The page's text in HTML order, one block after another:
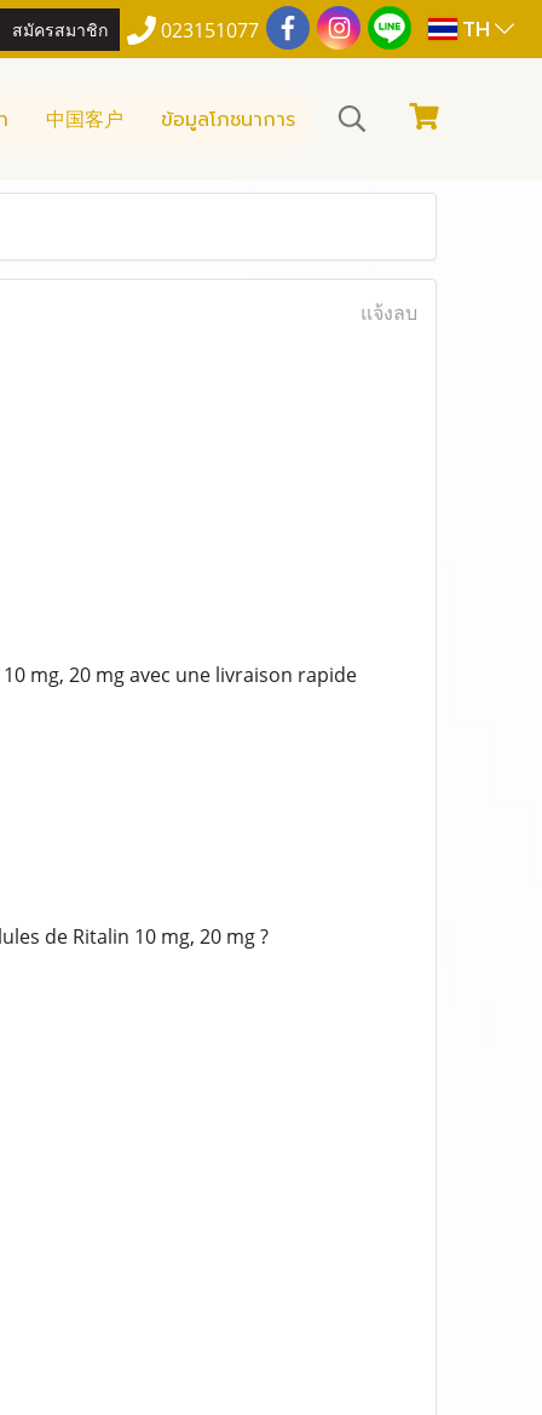
สมัครสมาชิก 023151077 TH
中国客户 ข้อมูลโภชนาการ
แจ้งลบ
mg, 20 mg avec une livraison rapide
de Ritalin 10 mg, 20 mg ?